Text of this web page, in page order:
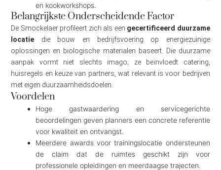
en kookworkshops.
Belangrijkste Onderscheidende Factor
De Smockelaer profileert zich als een gecertificeerd duurzame
locatie die bouw en bedrijfsvoering op energiezuinige
oplossingen en biologische materialen baseert. Die duurzame
aanpak vormt niet slechts imago; ze beïnvloedt catering,
huisregels en keuze van partners, wat relevant is voor bedrijven
met eigen duurzaamheidsdoelen.
Voordelen
Hoge gastwaardering en servicegerichte
beoordelingen geven planners een concrete referentie
voor kwaliteit en ontvangst.
Meerdere awards voor trainingslocatie ondersteunen
de claim dat de ruimtes geschikt zijn voor
professionele opleidingen en meerdaagse trajecten.